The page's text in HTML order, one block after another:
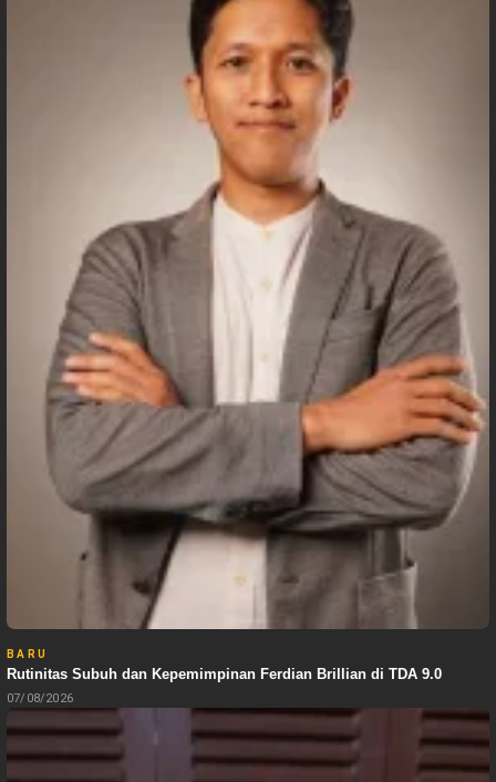
BARU
Rutinitas Subuh dan Kepemimpinan Ferdian Brillian di TDA 9.0
07/08/2026